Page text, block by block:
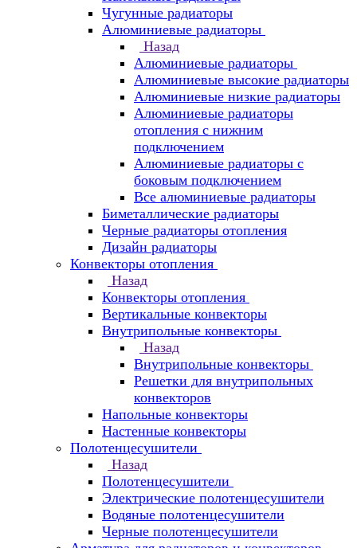
Чугунные радиаторы
Алюминиевые радиаторы
Назад
Алюминиевые радиаторы
Алюминиевые высокие радиаторы
Алюминиевые низкие радиаторы
Алюминиевые радиаторы
отопления с нижним
подключением
Алюминиевые радиаторы с
боковым подключением
Все алюминиевые радиаторы
Биметаллические радиаторы
Черные радиаторы отопления
Дизайн радиаторы
Конвекторы отопления
Назад
Конвекторы отопления
Вертикальные конвекторы
Внутрипольные конвекторы
Назад
Внутрипольные конвекторы
Решетки для внутрипольных
конвекторов
Напольные конвекторы
Настенные конвекторы
Полотенцесушители
Назад
Полотенцесушители
Электрические полотенцесушители
Водяные полотенцесушители
Черные полотенцесушители